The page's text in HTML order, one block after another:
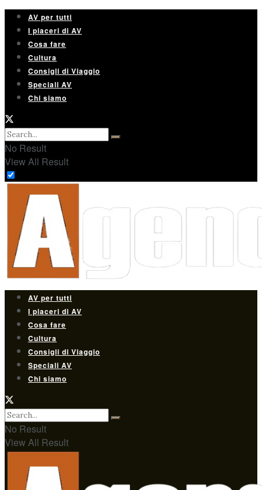
AV per tutti
I piaceri di AV
Cosa fare
Cultura
Consigli di Viaggio
Speciali AV
Chi siamo
No Result
View All Result
AV per tutti
I piaceri di AV
Cosa fare
Cultura
Consigli di Viaggio
Speciali AV
Chi siamo
No Result
View All Result